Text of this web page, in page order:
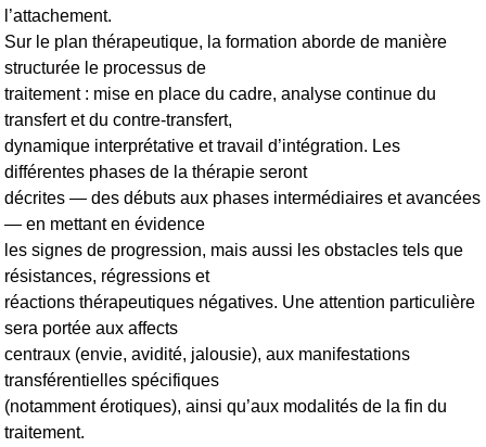
l’attachement.
Sur le plan thérapeutique, la formation aborde de manière
structurée le processus de
traitement : mise en place du cadre, analyse continue du
transfert et du contre-transfert,
dynamique interprétative et travail d’intégration. Les
différentes phases de la thérapie seront
décrites — des débuts aux phases intermédiaires et avancées
— en mettant en évidence
les signes de progression, mais aussi les obstacles tels que
résistances, régressions et
réactions thérapeutiques négatives. Une attention particulière
sera portée aux affects
centraux (envie, avidité, jalousie), aux manifestations
transférentielles spécifiques
(notamment érotiques), ainsi qu’aux modalités de la fin du
traitement.